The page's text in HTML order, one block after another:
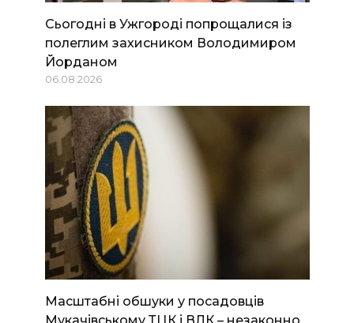
Сьогодні в Ужгороді попрощалися із
полеглим захисником Володимиром
Йорданом
06.08.2026
Масштабні обшуки у посадовців
Мукачівському ТЦК і ВЛК – незаконно